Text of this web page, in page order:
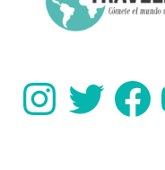
InstagramTwitter